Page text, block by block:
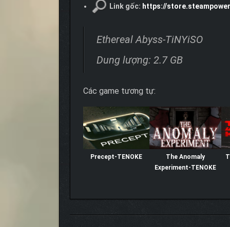
Link gốc: https://
Ethereal Abyss-TiNYiSO
Dung lượng: 2.7 GB
Các game tương tự:
Precept-TENOKE
The Anomaly
Experiment-TENOKE